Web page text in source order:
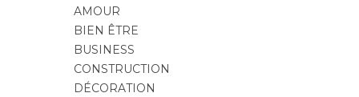
AMOUR
BIEN ÊTRE
BUSINESS
CONSTRUCTION
DÉCORATION